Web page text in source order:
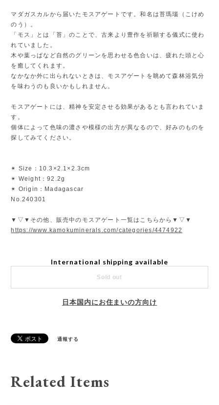
マダガスカルから届いたモスアゲートです。和名は苔瑪瑙（こけめ
のう）。
「モス」とは「苔」のことで、古来より豊作を祈願する儀式に使わ
れていました。
木や葉っぱなど自然のグリーンを思わせる色合いは、疲れた頭と心
を癒してくれます。
なかなか外に出られないときは、モスアゲートを眺めて森林浴気分
を味わうのも良いかもしれません。
モスアゲートには、精神を安定させる効果があるとも言われていま
す。
個体によって色味の濃さや模様の出方が異なるので、好みのものを
探してみてください。
✴︎ Size：10.3×2.1×2.3cm
✴︎ Weight：92.2g
✴︎ Origin：Madagascar
No.240301
▼▽▼その他、販売中のモスアゲート一覧はこちらから▼▽▼
https://www.kamokuminerals.com/categories/4474922
International shipping available
Sold out
日本国内にお住まいの方向け
通報する
Related Items